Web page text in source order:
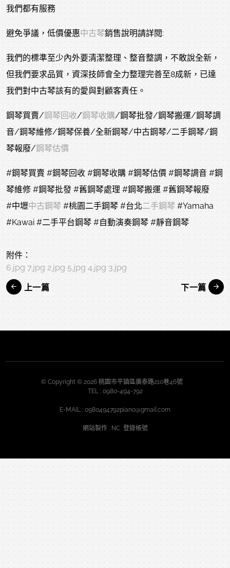
我們都有服務
避免爭議，低價優惠中古琴銷售說明請詳閱:
我們的標準至少內外要清潔整理、整音整調，不敢說全新，
但我們要求品質，資深技師會全力整理完善至8成新，已達
我們對中古琴該有的愛與對顧客責任。
鋼琴買賣/鋼琴回收/鋼琴收購/鋼琴批發/鋼琴搬運/鋼琴調
音/鋼琴維修/鋼琴保養/全新鋼琴/中古鋼琴/二手鋼琴/鋼
琴報廢/鋼琴估價
#鋼琴買賣 #鋼琴回收 #鋼琴收購 #鋼琴估價 #鋼琴調音 #鋼
琴維修 #鋼琴批發 #舊鋼琴處理 #鋼琴搬運 #舊鋼琴報廢
#中壢中古鋼琴 #桃園二手鋼琴 #台北二手鋼琴 #Yamaha
#Kawai #二手平台鋼琴 #自動演奏鋼琴 #靜音鋼琴
附件：
6.jpg 7.jpg 2.jpg 5.jpg 4.jpg 3.jpg
上一篇 下一篇
© Copyright © 2026 桃園市平鎮區廣泰路210巷46號
TEL : 0980-494-792
E-MAIL : 0980494792piano@gmail.com
網站製作: NC 登錄帳號